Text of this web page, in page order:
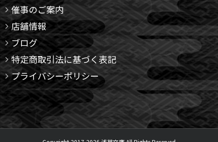
催事のご案内
店舗情報
ブログ
特定商取引法に基づく表記
プライバシーポリシー